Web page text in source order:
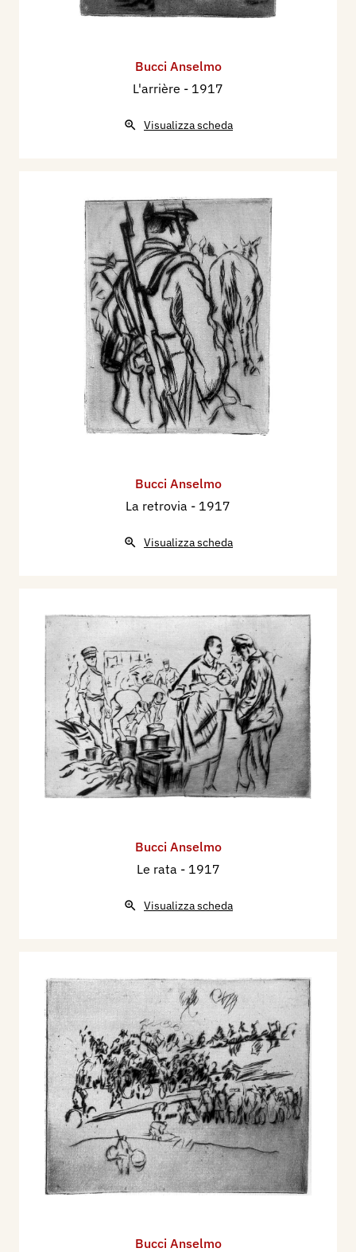
Bucci Anselmo
L'arrière - 1917
Visualizza scheda
Bucci Anselmo
La retrovia - 1917
Visualizza scheda
Bucci Anselmo
Le rata - 1917
Visualizza scheda
Bucci Anselmo